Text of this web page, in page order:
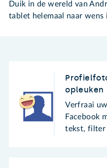
Duik in de wereld van
tablet helemaal naar wens
opleuken
Verfraai
Facebook
tekst, filter